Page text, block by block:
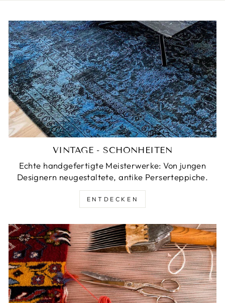
VINTAGE - SCHÖNHEITEN
Echte handgefertigte Meisterwerke: Von jungen
Designern neugestaltete, antike Perserteppiche.
ENTDECKEN